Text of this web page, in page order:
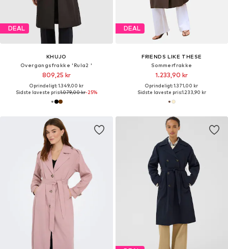
DEAL
KHUJO
Overgangsfrakke 'Rula2 '
809,25 kr
Oprindeligt: 1.349,00 kr
Sidste laveste pris:1.079,00 kr-25%
DEAL
FRIENDS LIKE THESE
Sommerfrakke
1.233,90 kr
Oprindeligt: 1.371,00 kr
Sidste laveste pris:1.233,90 kr